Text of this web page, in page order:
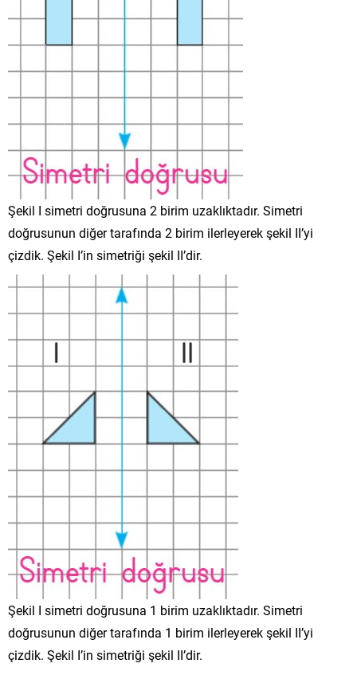
Şekil I simetri doğrusuna 2 birim uzaklıktadır. Simetri
doğrusunun diğer tarafında 2 birim ilerleyerek şekil II’yi
çizdik. Şekil I’in simetriği şekil II’dir.
Şekil I simetri doğrusuna 1 birim uzaklıktadır. Simetri
doğrusunun diğer tarafında 1 birim ilerleyerek şekil II’yi
çizdik. Şekil I’in simetriği şekil II’dir.